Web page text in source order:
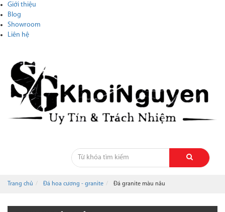
Giới thiệu
Blog
Showroom
Liên hệ
Trang chủ Đá hoa cương - granite Đá granite màu nâu